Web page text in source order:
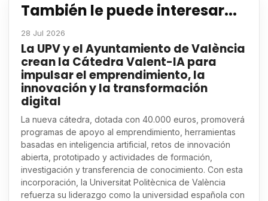
También le puede interesar...
28 Jul 2026
La UPV y el Ayuntamiento de València
crean la Cátedra Valent-IA para
impulsar el emprendimiento, la
innovación y la transformación
digital
La nueva cátedra, dotada con 40.000 euros, promoverá
programas de apoyo al emprendimiento, herramientas
basadas en inteligencia artificial, retos de innovación
abierta, prototipado y actividades de formación,
investigación y transferencia de conocimiento. Con esta
incorporación, la Universitat Politècnica de València
refuerza su liderazgo como la universidad española con